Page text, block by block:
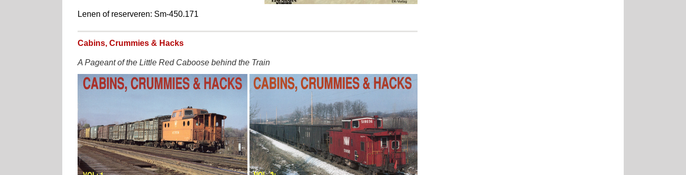
Lenen of reserveren: Sm-450.171
Cabins, Crummies & Hacks
A Pageant of the Little Red Caboose behind the Train